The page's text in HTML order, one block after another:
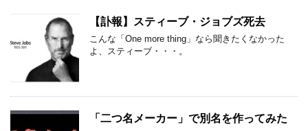
【訃報】スティーブ・ジョブズ死去
こんな「One more thing」なら聞きたくなかった
よ、スティーブ・・・。
「二つ名メーカー」で別名を作ってみた